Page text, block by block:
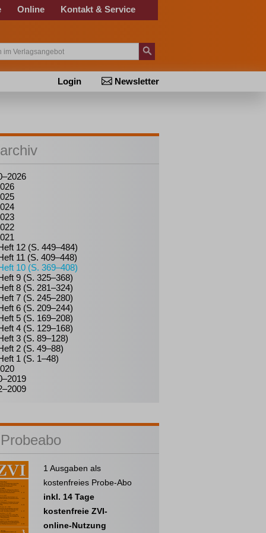
Online Kontakt & Service
Newsletter
Login
12 (S. 449–484)
11 (S. 409–448)
10 (S. 369–408)
9 (S. 325–368)
8 (S. 281–324)
7 (S. 245–280)
6 (S. 209–244)
5 (S. 169–208)
4 (S. 129–168)
3 (S. 89–128)
2 (S. 49–88)
1 (S. 1–48)
1 Ausgaben als
kostenfreies Probe-Abo
inkl. 14 Tage
kostenfreie ZVI-
online-Nutzung